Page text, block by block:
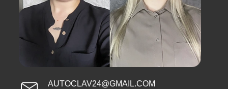
AUTOCLAV24@GMAIL.COM